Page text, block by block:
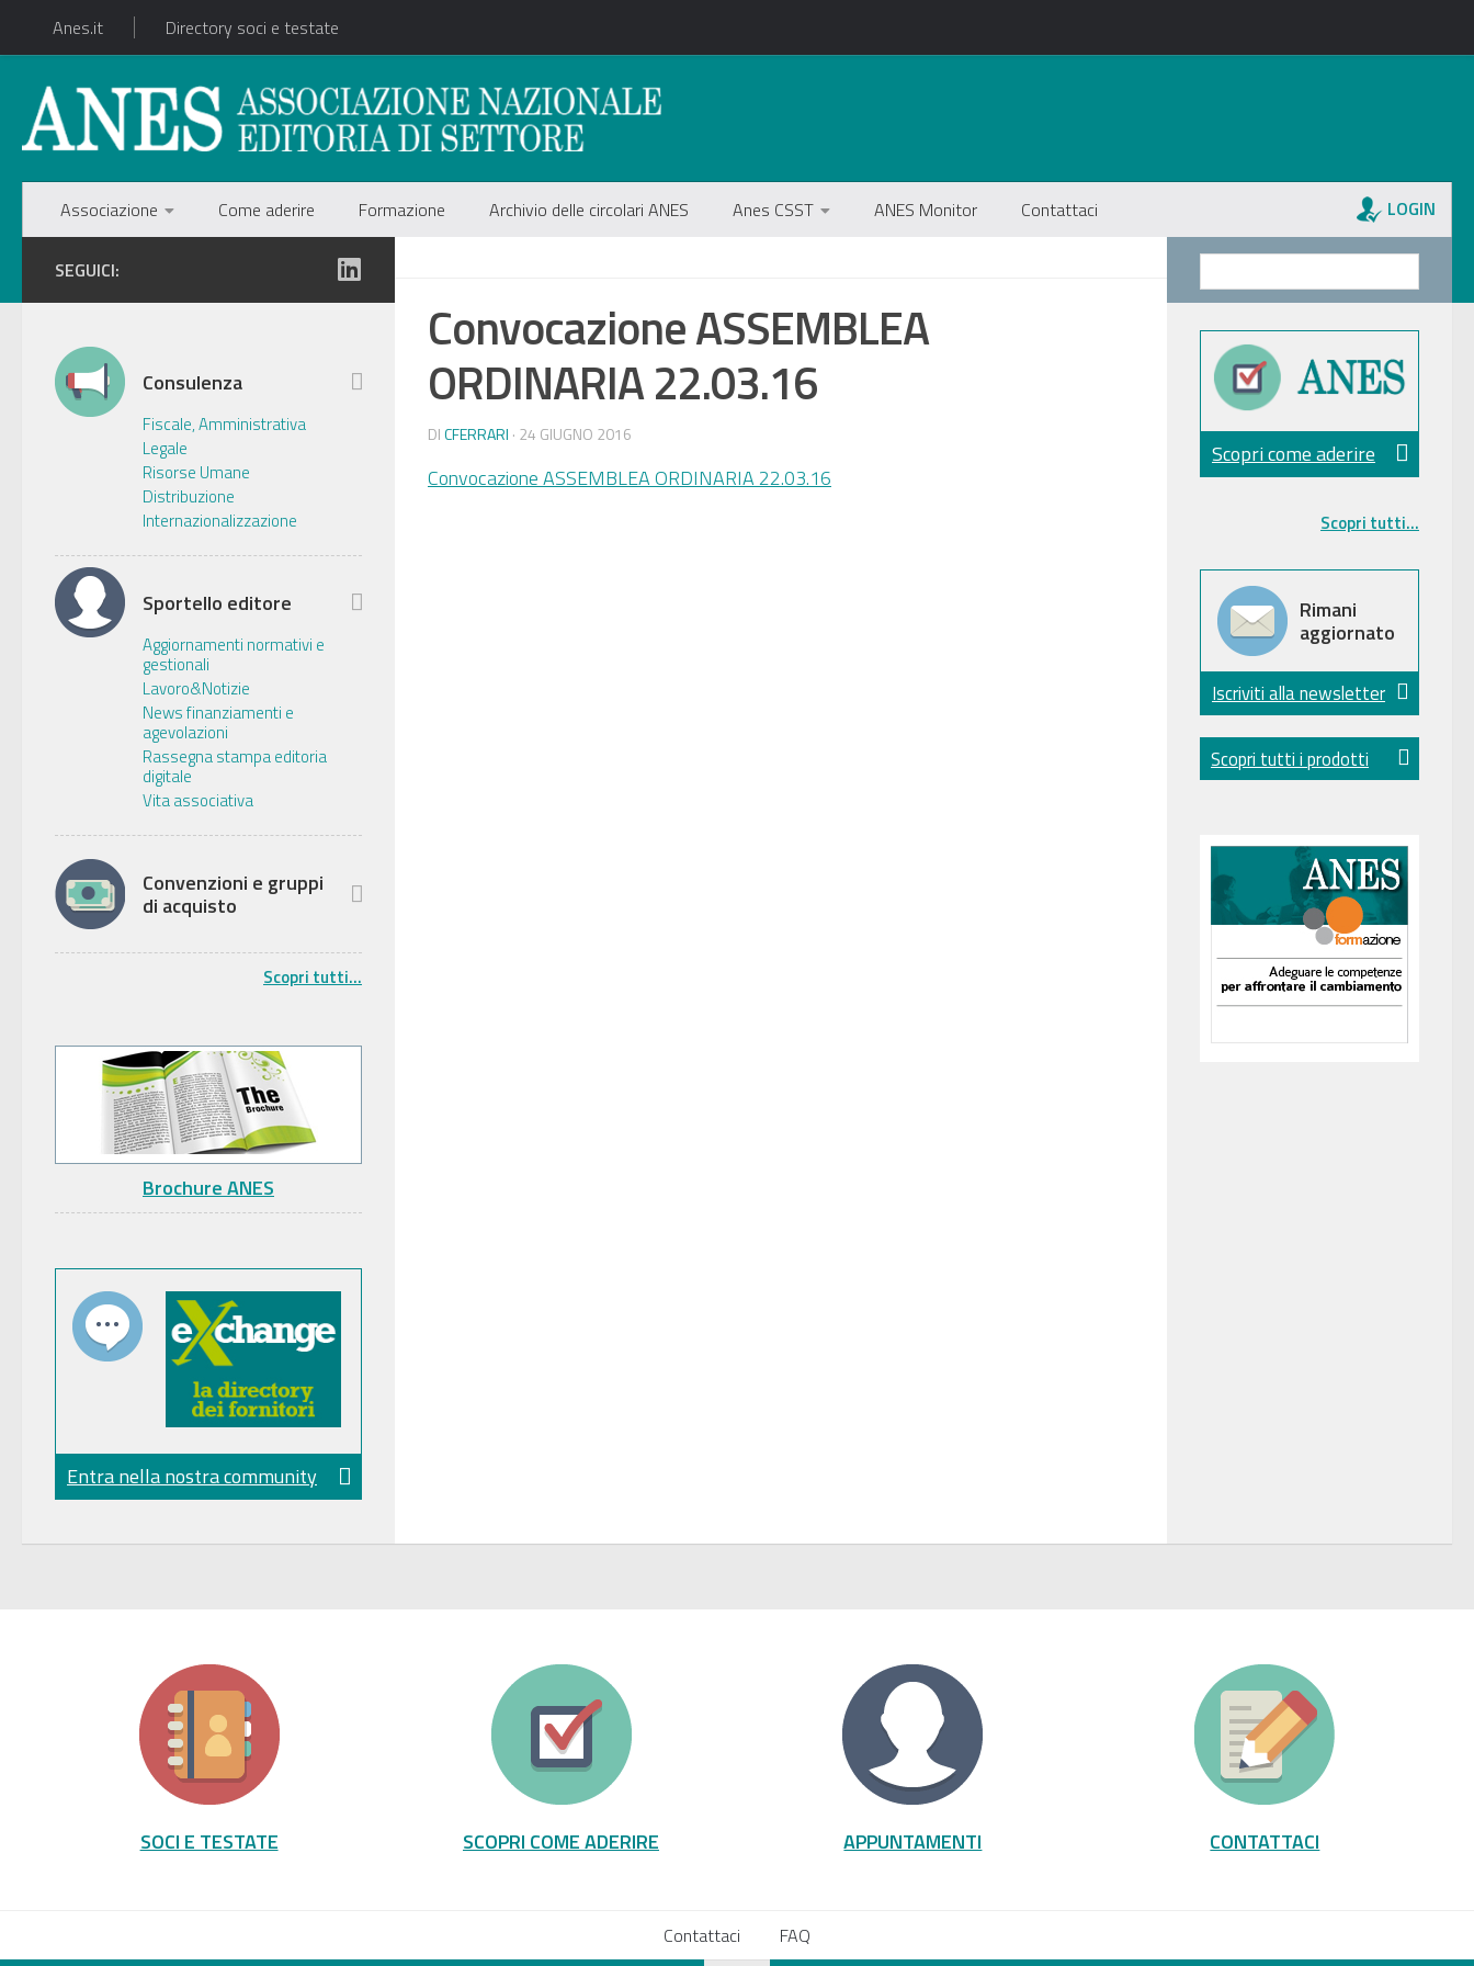
Anes.it Directory soci e testate
LOGIN
Associazione Come aderire Formazione Archivio delle circolari ANES Anes CSST ANES Monitor Contattaci
Convocazione ASSEMBLEA
ORDINARIA 22.03.16
DICFERRARI · 24 GIUGNO 2016
Convocazione ASSEMBLEA ORDINARIA 22.03.16
SEGUICI:
Consulenza
Fiscale, Amministrativa
Legale
Risorse Umane
Distribuzione
Internazionalizzazione
Sportello editore
Aggiornamenti normativi e
gestionali
Lavoro&Notizie
News finanziamenti e
agevolazioni
Rassegna stampa editoria
digitale
Vita associativa
Convenzioni e gruppi
di acquisto
Scopri tutti...
Brochure ANES
Entra nella nostra community
Scopri come aderire
Scopri tutti...
Rimani
aggiornato
Iscriviti alla newsletter
Scopri tutti i prodotti
SOCI E TESTATE SCOPRI COME ADERIRE APPUNTAMENTI CONTATTACI
Contattaci FAQ